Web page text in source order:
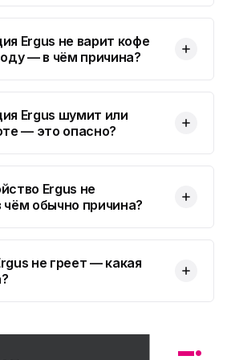
Ergus не варит кофе
— в чём причина?
Ergus шумит или
— это опасно?
Ergus не
обычно причина?
не греет — какая